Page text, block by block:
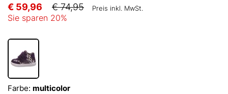
€ 59,96 € 74,95 Preis inkl. MwSt.
Sie sparen 20%
Farbe: multicolor